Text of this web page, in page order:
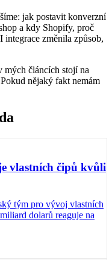
jak postavit konverzní
a kdy Shopify, proč
změnila způsob,
mých článcích stojí na
nějaký fakt nemám
vlastních čipů kvůli
tým pro vývoj vlastních
dolarů reaguje na